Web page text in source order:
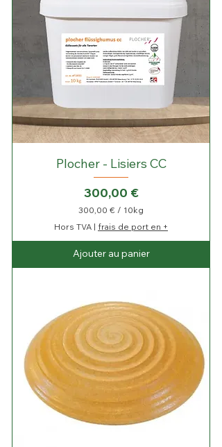
1
0
K
i
l
o
g
a
m
m
e
Plocher - Lisiers CC
Prix
300,00 €
300,00 € / 10kg
0
0
,
0
€
p
1
0
K
i
g
r
Hors TVA | frais de port en +
Ajouter au panier